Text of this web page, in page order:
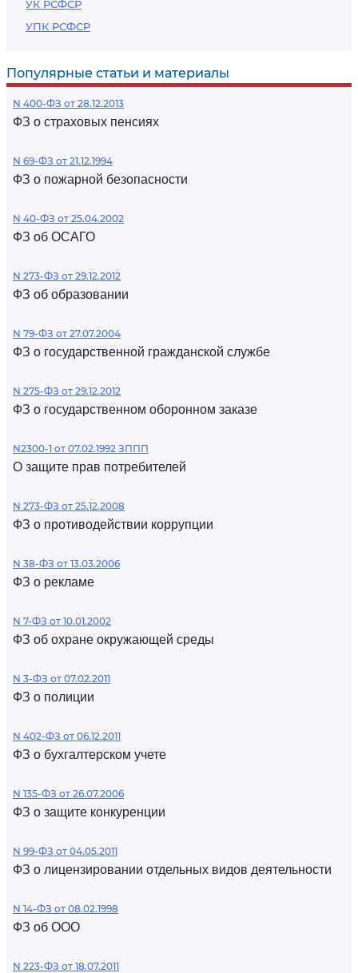
УК РСФСР
УПК РСФСР
Популярные статьи и материалы
N 400-ФЗ от 28.12.2013
ФЗ о страховых пенсиях
N 69-ФЗ от 21.12.1994
ФЗ о пожарной безопасности
N 40-ФЗ от 25.04.2002
ФЗ об ОСАГО
N 273-ФЗ от 29.12.2012
ФЗ об образовании
N 79-ФЗ от 27.07.2004
ФЗ о государственной гражданской службе
N 275-ФЗ от 29.12.2012
ФЗ о государственном оборонном заказе
N2300-1 от 07.02.1992 ЗППП
О защите прав потребителей
N 273-ФЗ от 25.12.2008
ФЗ о противодействии коррупции
N 38-ФЗ от 13.03.2006
ФЗ о рекламе
N 7-ФЗ от 10.01.2002
ФЗ об охране окружающей среды
N 3-ФЗ от 07.02.2011
ФЗ о полиции
N 402-ФЗ от 06.12.2011
ФЗ о бухгалтерском учете
N 135-ФЗ от 26.07.2006
ФЗ о защите конкуренции
N 99-ФЗ от 04.05.2011
ФЗ о лицензировании отдельных видов деятельности
N 14-ФЗ от 08.02.1998
ФЗ об ООО
N 223-ФЗ от 18.07.2011